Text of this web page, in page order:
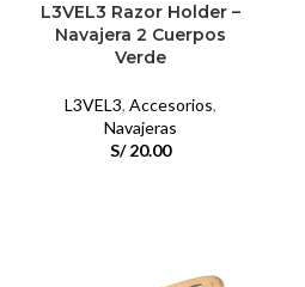
L3VEL3 Razor Holder –
Navajera 2 Cuerpos
Verde
L3VEL3, Accesorios,
Navajeras
S/20.00